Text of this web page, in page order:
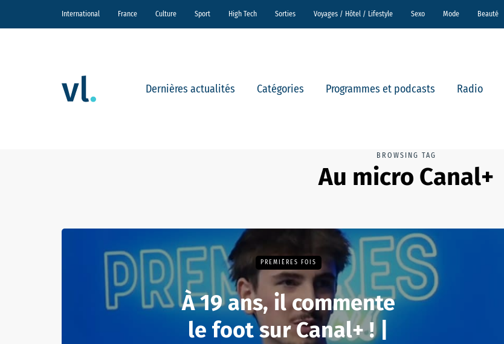
International France Culture Sport High Tech Sorties Voyages / Hôtel / Lifestyle Sexo Mode Beauté
Dernières actualités Catégories Programmes et podcasts Radio
BROWSING TAG
Au micro Canal+
PREMIÈRES FOIS
À 19 ans, il commente
le foot sur Canal+ ! |